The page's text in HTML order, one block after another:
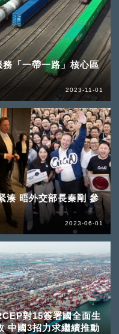
「一帶一路」核心區
2023-11-01
湊 晤外交部長秦剛 參
2023-06-01
對15簽署國全面生
中國3招力求繼續推動